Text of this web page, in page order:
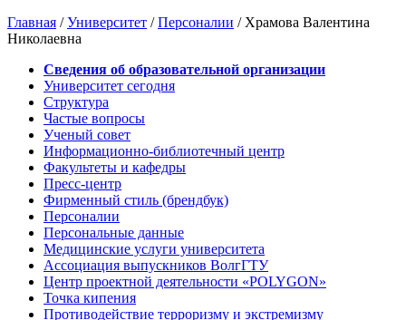
Главная /Университет /Персоналии / Храмова Валентина
Николаевна
Сведения об образовательной организации
Университет сегодня
Структура
Частые вопросы
Ученый совет
Информационно-библиотечный центр
Факультеты и кафедры
Пресс-центр
Фирменный стиль (брендбук)
Персоналии
Персональные данные
Медицинские услуги университета
Ассоциация выпускников ВолгГТУ
Центр проектной деятельности «POLYGON»
Точка кипения
Противодействие терроризму и экстремизму